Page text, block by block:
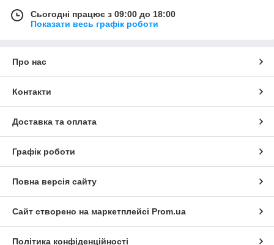
Сьогодні працює з 09:00 до 18:00
Показати весь графік роботи
Про нас
Контакти
Доставка та оплата
Графік роботи
Повна версія сайту
Сайт створено на маркетплейсі Prom.ua
Політика конфіденційності